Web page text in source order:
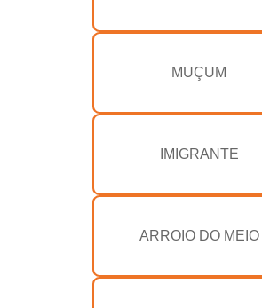
MUÇUM
IMIGRANTE
ARROIO DO MEIO